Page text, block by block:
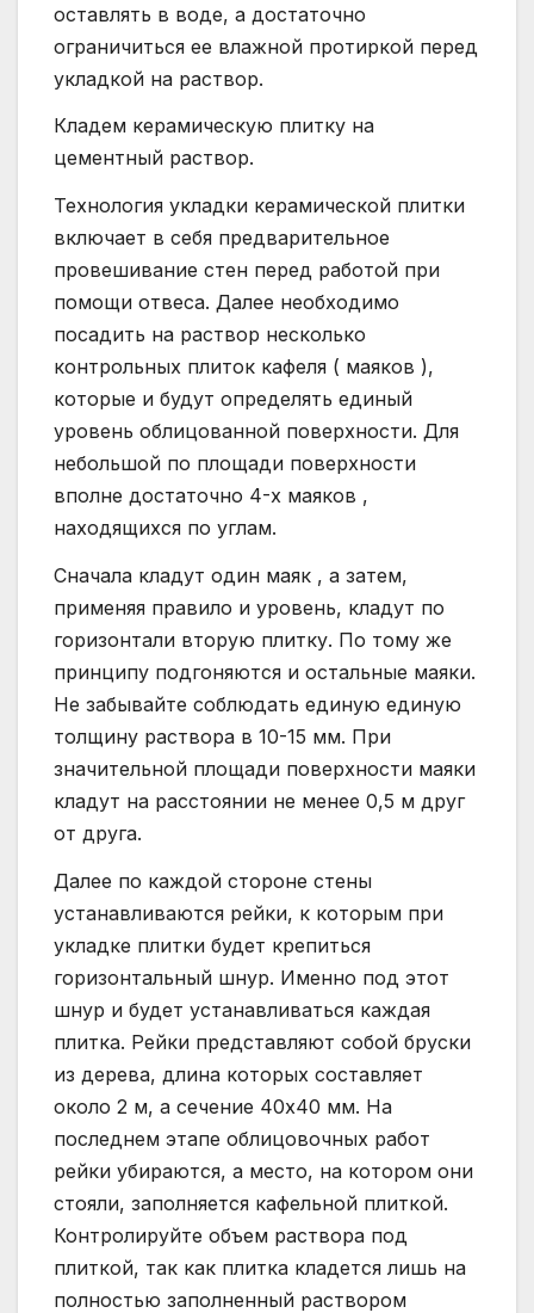
оставлять в воде, а достаточно
ограничиться ее влажной протиркой перед
укладкой на раствор.
Кладем керамическую плитку на
цементный раствор.
Технология укладки керамической плитки
включает в себя предварительное
провешивание стен перед работой при
помощи отвеса. Далее необходимо
посадить на раствор несколько
контрольных плиток кафеля ( маяков ),
которые и будут определять единый
уровень облицованной поверхности. Для
небольшой по площади поверхности
вполне достаточно 4-х маяков ,
находящихся по углам.
Сначала кладут один маяк , а затем,
применяя правило и уровень, кладут по
горизонтали вторую плитку. По тому же
принципу подгоняются и остальные маяки.
Не забывайте соблюдать единую единую
толщину раствора в 10-15 мм. При
значительной площади поверхности маяки
кладут на расстоянии не менее 0,5 м друг
от друга.
Далее по каждой стороне стены
устанавливаются рейки, к которым при
укладке плитки будет крепиться
горизонтальный шнур. Именно под этот
шнур и будет устанавливаться каждая
плитка. Рейки представляют собой бруски
из дерева, длина которых составляет
около 2 м, а сечение 40х40 мм. На
последнем этапе облицовочных работ
рейки убираются, а место, на котором они
стояли, заполняется кафельной плиткой.
Контролируйте объем раствора под
плиткой, так как плитка кладется лишь на
полностью заполненный раствором